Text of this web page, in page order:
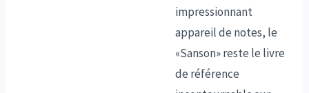
impressionnant
appareil de notes, le
«Sanson» reste le livre
de référence